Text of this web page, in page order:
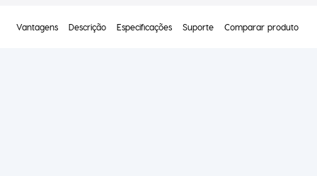
Vantagens Descrição Especificações Suporte Comparar produto